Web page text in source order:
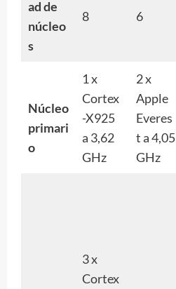
ad de
núcleo
s
8 6
Núcleo
primari
o
1 x
Cortex
-X925
a 3,62
GHz
2 x
Apple
Everes
t a 4,05
GHz
3 x
Cortex